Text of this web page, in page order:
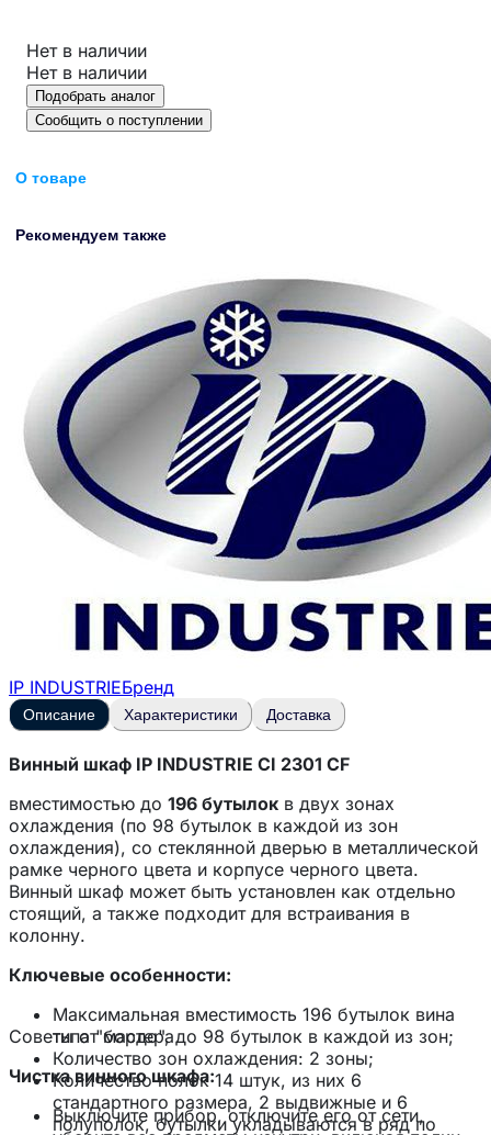
Нет в наличии
Нет в наличии
Подобрать аналог
Сообщить о поступлении
О товаре
Рекомендуем также
IP INDUSTRIEБренд
Описание Характеристики Доставка
Винный шкаф IP INDUSTRIE CI 2301 CF
вместимостью до 196 бутылок в двух зонах
охлаждения (по 98 бутылок в каждой из зон
охлаждения), со стеклянной дверью в металлической
рамке черного цвета и корпусе черного цвета.
Винный шкаф может быть установлен как отдельно
стоящий, а также подходит для встраивания в
колонну.
Ключевые особенности:
Максимальная вместимость 196 бутылок вина
типа "бордо", до 98 бутылок в каждой из зон;
Количество зон охлаждения: 2 зоны;
Количество полок 14 штук, из них 6
стандартного размера, 2 выдвижные и 6
полуполок, бутылки укладываются в ряд по
Советы от мастера
Чистка винного шкафа:
Выключите прибор, отключите его от сети,